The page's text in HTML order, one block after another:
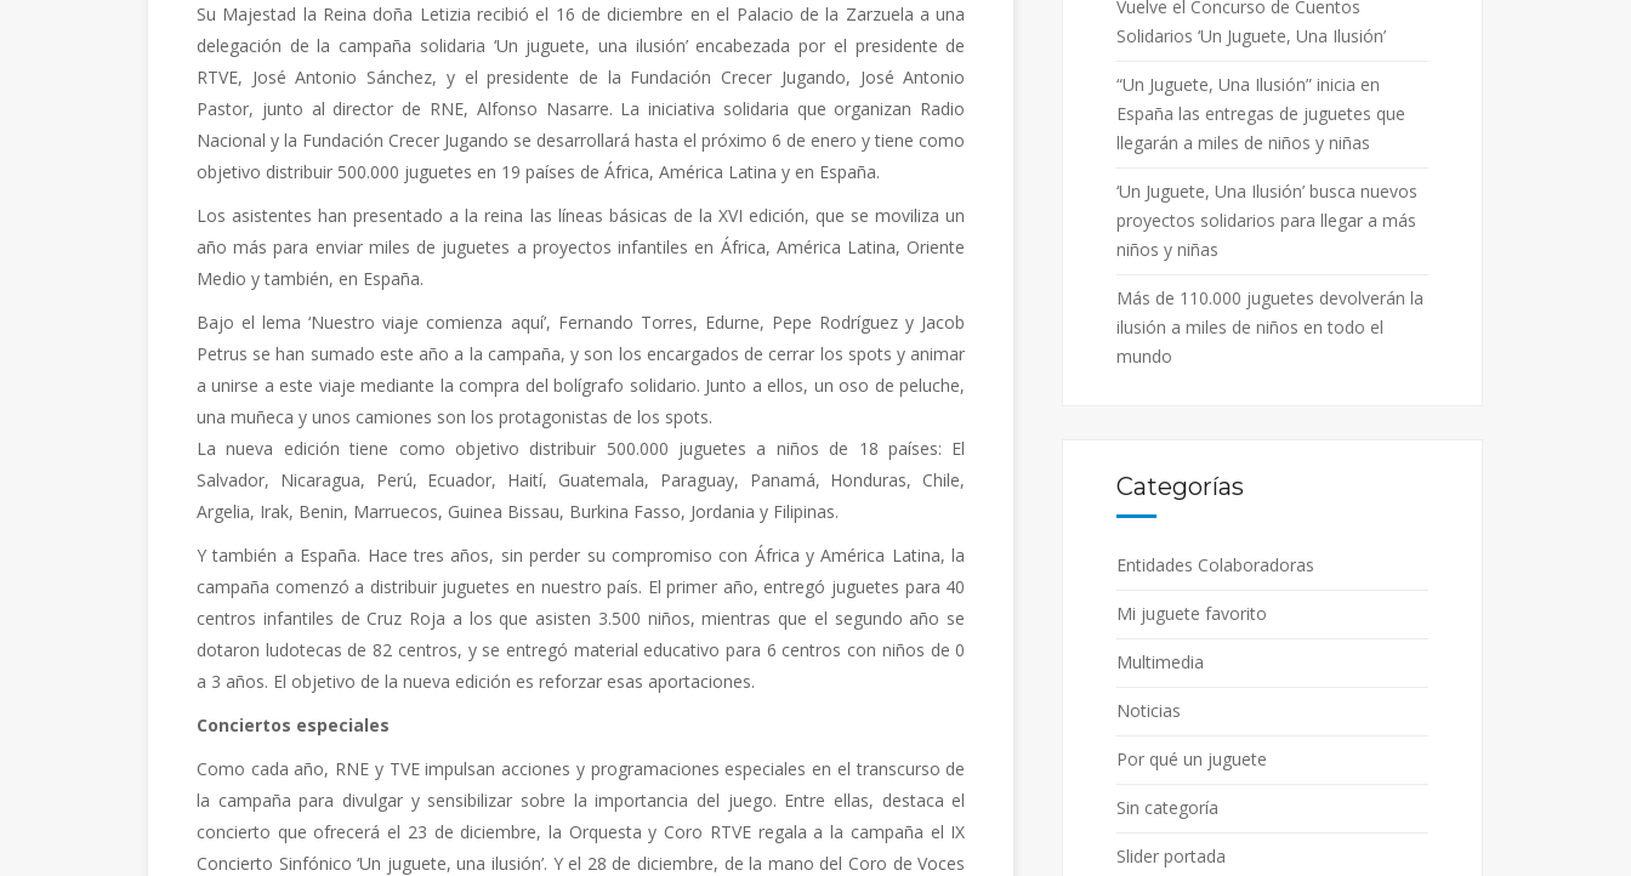
Su Majestad la Reina doña Letizia recibió el 16 de diciembre en el Palacio de la Zarzuela a una
delegación de la campaña solidaria ‘Un juguete, una ilusión’ encabezada por el presidente de
RTVE, José Antonio Sánchez, y el presidente de la Fundación Crecer Jugando, José Antonio
Pastor, junto al director de RNE, Alfonso Nasarre. La iniciativa solidaria que organizan Radio
Nacional y la Fundación Crecer Jugando se desarrollará hasta el próximo 6 de enero y tiene como
objetivo distribuir 500.000 juguetes en 19 países de África, América Latina y en España.
Los asistentes han presentado a la reina las líneas básicas de la XVI edición, que se moviliza un
año más para enviar miles de juguetes a proyectos infantiles en África, América Latina, Oriente
Medio y también, en España.
Bajo el lema ‘Nuestro viaje comienza aquí’, Fernando Torres, Edurne, Pepe Rodríguez y Jacob
Petrus se han sumado este año a la campaña, y son los encargados de cerrar los spots y animar
a unirse a este viaje mediante la compra del bolígrafo solidario. Junto a ellos, un oso de peluche,
una muñeca y unos camiones son los protagonistas de los spots.
La nueva edición tiene como objetivo distribuir 500.000 juguetes a niños de 18 países: El
Salvador, Nicaragua, Perú, Ecuador, Haití, Guatemala, Paraguay, Panamá, Honduras, Chile,
Argelia, Irak, Benin, Marruecos, Guinea Bissau, Burkina Fasso, Jordania y Filipinas.
Y también a España. Hace tres años, sin perder su compromiso con África y América Latina, la
campaña comenzó a distribuir juguetes en nuestro país. El primer año, entregó juguetes para 40
centros infantiles de Cruz Roja a los que asisten 3.500 niños, mientras que el segundo año se
dotaron ludotecas de 82 centros, y se entregó material educativo para 6 centros con niños de 0
a 3 años. El objetivo de la nueva edición es reforzar esas aportaciones.
Conciertos especiales
Como cada año, RNE y TVE impulsan acciones y programaciones especiales en el transcurso de
la campaña para divulgar y sensibilizar sobre la importancia del juego. Entre ellas, destaca el
concierto que ofrecerá el 23 de diciembre, la Orquesta y Coro RTVE regala a la campaña el IX
Concierto Sinfónico ‘Un juguete, una ilusión’. Y el 28 de diciembre, de la mano del Coro de Voces
Vuelve el Concurso de Cuentos
Solidarios ‘Un Juguete, Una Ilusión’
“Un Juguete, Una Ilusión” inicia en
España las entregas de juguetes que
llegarán a miles de niños y niñas
‘Un Juguete, Una Ilusión’ busca nuevos
proyectos solidarios para llegar a más
niños y niñas
Más de 110.000 juguetes devolverán la
ilusión a miles de niños en todo el
mundo
Categorías
Entidades Colaboradoras
Mi juguete favorito
Multimedia
Noticias
Por qué un juguete
Sin categoría
Slider portada